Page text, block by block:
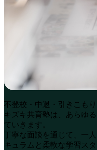
不登校・中退・引きこも
キズキ共育塾は、あらゆ
ていきます。
丁寧な面談を通じて、一
キュラムと柔軟な学習ス